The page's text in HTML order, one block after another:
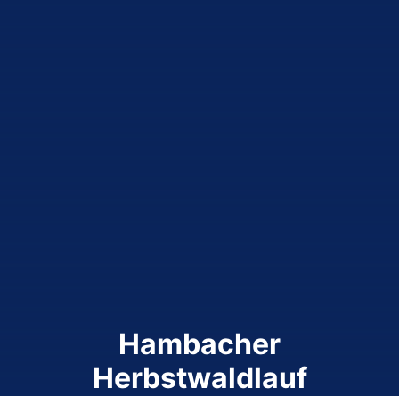
Hambacher
Herbstwaldlauf